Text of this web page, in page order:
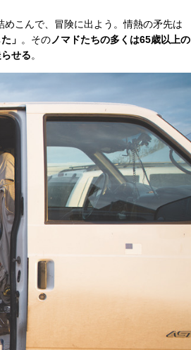
こんで、冒険に出よう。情熱の矛先は
」 。そのノマドたちの多くは65歳以上の
せる。